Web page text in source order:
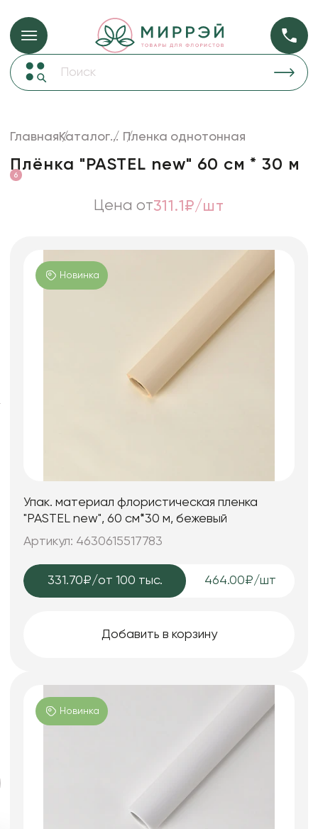
Упаковка для цветов и подарков Упаковка для
Пленка
Декор для дома
Пакеты для цветов и подарков
ГлавнаяКаталог... Пленка однотонная
Плёнка "PASTEL new" 60 см * 30 м
6
Цена от311.1₽/шт
Новинка
Упак. материал флористическая пленка
"PASTEL new", 60 см*30 м, бежевый
Артикул: 4630615517783
331.70₽/от 100 тыс. 464.00₽/шт
Добавить в корзину
Новинка